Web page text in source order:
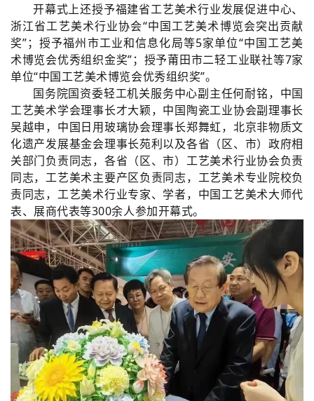
开幕式上还授予福建省工艺美术行业发展促进中心、
浙江省工艺美术行业协会“中国工艺美术博览会突出贡献
奖”；授予福州市工业和信息化局等5家单位“中国工艺美
术博览会优秀组织金奖”；授予莆田市二轻工业联社等7家
单位“中国工艺美术博览会优秀组织奖”。
国务院国资委轻工机关服务中心副主任何耐铭，中国
工艺美术学会理事长才大颖，中国陶瓷工业协会副理事长
吴越申，中国日用玻璃协会理事长郑舞虹，北京非物质文
化遗产发展基金会理事长苑利以及各省（区、市）政府相
关部门负责同志，各省（区、市）工艺美术行业协会负责
同志，工艺美术主要产区负责同志，工艺美术专业院校负
责同志，工艺美术行业专家、学者，中国工艺美术大师代
表、展商代表等300余人参加开幕式。